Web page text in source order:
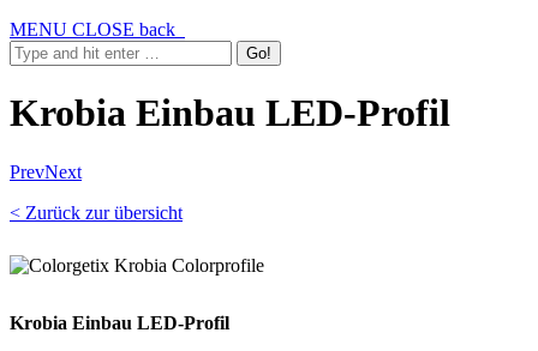
MENU CLOSE back
Krobia Einbau LED-Profil
PrevNext
< Zurück zur übersicht
Krobia Einbau LED-Profil